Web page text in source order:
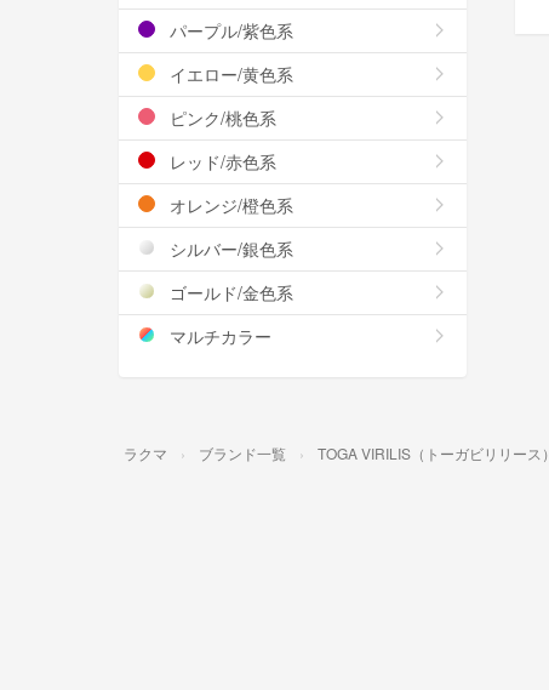
パープル/紫色系
イエロー/黄色系
ピンク/桃色系
レッド/赤色系
オレンジ/橙色系
シルバー/銀色系
ゴールド/金色系
マルチカラー
ラクマ ブランド一覧 TOGA VIRILIS（トーガビリリース）